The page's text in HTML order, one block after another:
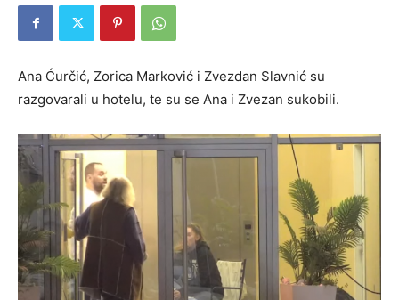
Ana Ćurčić, Zorica Marković i Zvezdan Slavnić su
razgovarali u hotelu, te su se Ana i Zvezan sukobili.